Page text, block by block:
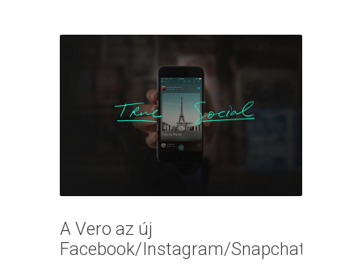
A Vero az új
Facebook/Instagram/Snapchat?